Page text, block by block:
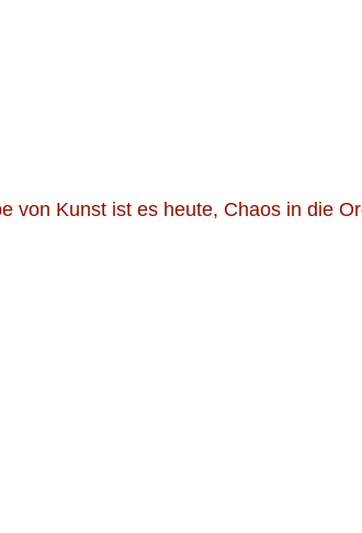
von Kunst ist es heute, Chaos in die